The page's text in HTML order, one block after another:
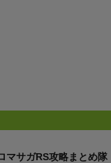
マサガRS攻略まとめ隊